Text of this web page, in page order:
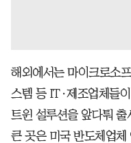
해외에서는 마이크로소
스템 등 IT·제조업체들
트윈 설루션을 앞다퉈 출
큰 곳은 미국 반도체업